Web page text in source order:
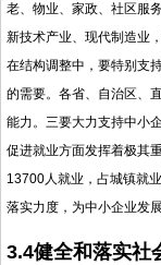
老、物业、家政、社区服
新技术产业、现代制造业
在结构调整中，要特别支
的需要。各省、自治区、
能力。三要大力支持中小
促进就业方面发挥着极其
13700人就业，占城镇就
落实力度，为中小企业发
3.4健全和落实社